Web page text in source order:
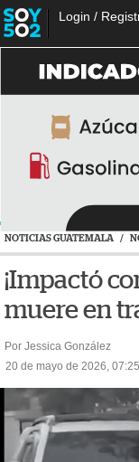
Login /
NOTICIAS GUATEMALA /
¡Impactó
muere en
Por Jessica González
20 de mayo de 2026, 07:25